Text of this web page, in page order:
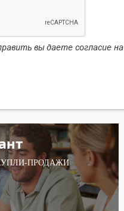
вы даете согласие на
ПРОДАЖИ